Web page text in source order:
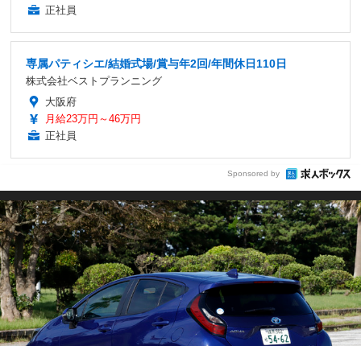
正社員
専属パティシエ/結婚式場/賞与年2回/年間休日110日
株式会社ベストプランニング
大阪府
月給23万円～46万円
正社員
Sponsored by